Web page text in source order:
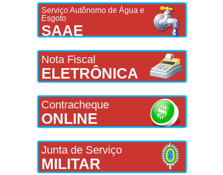
Serviço Autônomo de Água e
Esgoto
SAAE
Nota Fiscal
ELETRÔNICA
Contracheque
ONLINE
Junta de Serviço
MILITAR